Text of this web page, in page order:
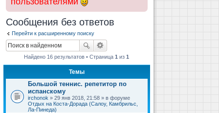
Сообщения без ответов
Перейти к расширенному поиску
Найдено 16 результатов • Страница1 из1
Темы
Большой теннис. репетитор по
испанскому
irchonok » 29 янв 2018, 21:58 » в форуме
Отдых на Коста-Дорада (Салоу, Камбрильс,
Ла-Пинеда)